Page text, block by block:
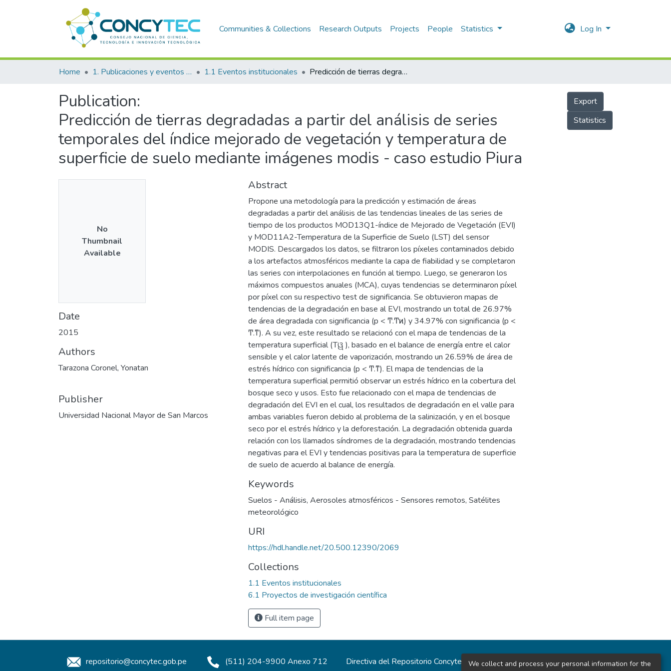
Communities & Collections Research Outputs Projects People Statistics Log In
Home 1. Publicaciones y eventos institucionales 1.1 Eventos institucionales Predicción de tierras degradadas a partir del análisis de series temporales del índice mejorado de vegetación y temperatura de superficie de suelo mediante imágenes modis - caso estudio Piura
Publication:
Predicción de tierras degradadas a partir del análisis de series
temporales del índice mejorado de vegetación y temperatura de
superficie de suelo mediante imágenes modis - caso estudio Piura
Export
Statistics
No
Thumbnail
Available
Date
2015
Authors
Tarazona Coronel, Yonatan
Publisher
Universidad Nacional Mayor de San Marcos
Abstract
Propone una metodología para la predicción y estimación de áreas
degradadas a partir del análisis de las tendencias lineales de las series de
tiempo de los productos MOD13Q1-índice de Mejorado de Vegetación (EVI)
y MOD11A2-Temperatura de la Superficie de Suelo (LST) del sensor
MODIS. Descargados los datos, se filtraron los píxeles contaminados debido
a los artefactos atmosféricos mediante la capa de fiabilidad y se completaron
las series con interpolaciones en función al tiempo. Luego, se generaron los
máximos compuestos anuales (MCA), cuyas tendencias se determinaron píxel
por píxel con su respectivo test de significancia. Se obtuvieron mapas de
tendencias de la degradación en base al EVI, mostrando un total de 26.97%
de área degradada con significancia (p < Ͳ.Ͳͷ) y 34.97% con significancia (p <
Ͳ.ͳ). A su vez, este resultado se relacionó con el mapa de tendencias de la
temperatura superficial (Tୱ ), basado en el balance de energía entre el calor
sensible y el calor latente de vaporización, mostrando un 26.59% de área de
estrés hídrico con significancia (p < Ͳ.ͳ). El mapa de tendencias de la
temperatura superficial permitió observar un estrés hídrico en la cobertura del
bosque seco y usos. Esto fue relacionado con el mapa de tendencias de
degradación del EVI en el cual, los resultados de degradación en el valle para
ambas variables fueron debido al problema de la salinización, y en el bosque
seco por el estrés hídrico y la deforestación. La degradación obtenida guarda
relación con los llamados síndromes de la degradación, mostrando tendencias
negativas para el EVI y tendencias positivas para la temperatura de superficie
de suelo de acuerdo al balance de energía.
Keywords
Suelos - Análisis, Aerosoles atmosféricos - Sensores remotos, Satélites
meteorológico
URI
https://hdl.handle.net/20.500.12390/2069
Collections
1.1 Eventos institucionales
6.1 Proyectos de investigación científica
Full item page
repositorio@concytec.gob.pe (511) 204-9900 Anexo 712 Directiva del Repositorio Concytec Estadísticas del sitio
We collect and process your personal information for the